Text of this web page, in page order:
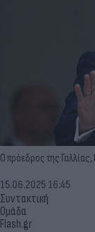
O πρόεδρος της
Συντακτική
Ομάδα
Flash.gr
15.06.2025 16:45